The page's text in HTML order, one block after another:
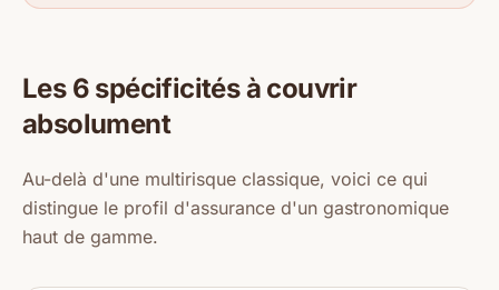
Les 6 spécificités à couvrir
absolument
Au-delà d'une multirisque classique, voici ce qui
distingue le profil d'assurance d'un gastronomique
haut de gamme.